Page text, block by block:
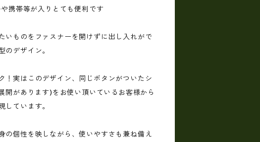
携帯等が入りとても便利です
いものをファスナーを開けずに出し入れがで
のデザイン。
！実はこのデザイン、同じボタンがついたシ
開があります)をお使い頂いているお客様から
しています。
の個性を映しながら、使いやすさも兼ね備え